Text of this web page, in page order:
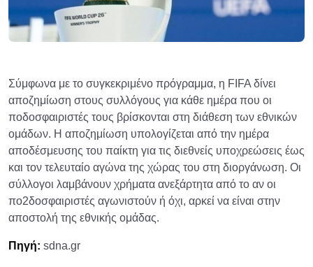
Σύμφωνα με το συγκεκριμένο πρόγραμμα, η FIFA δίνει
αποζημίωση στους συλλόγους για κάθε ημέρα που οι
ποδοσφαιριστές τους βρίσκονται στη διάθεση των εθνικών
ομάδων. Η αποζημίωση υπολογίζεται από την ημέρα
αποδέσμευσης του παίκτη για τις διεθνείς υποχρεώσεις έως
και τον τελευταίο αγώνα της χώρας του στη διοργάνωση. Οι
σύλλογοι λαμβάνουν χρήματα ανεξάρτητα από το αν οι
πο2δοσφαιριστές αγωνιστούν ή όχι, αρκεί να είναι στην
αποστολή της εθνικής ομάδας.
Πηγή: sdna.gr